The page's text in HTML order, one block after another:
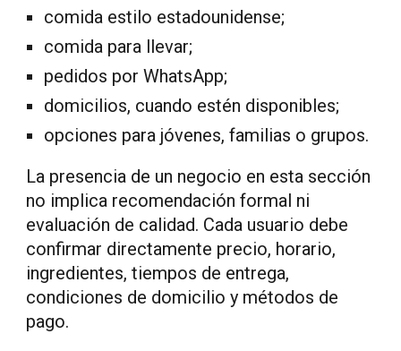
comida estilo estadounidense;
comida para llevar;
pedidos por WhatsApp;
domicilios, cuando estén disponibles;
opciones para jóvenes, familias o grupos.
La presencia de un negocio en esta sección
no implica recomendación formal ni
evaluación de calidad. Cada usuario debe
confirmar directamente precio, horario,
ingredientes, tiempos de entrega,
condiciones de domicilio y métodos de
pago.